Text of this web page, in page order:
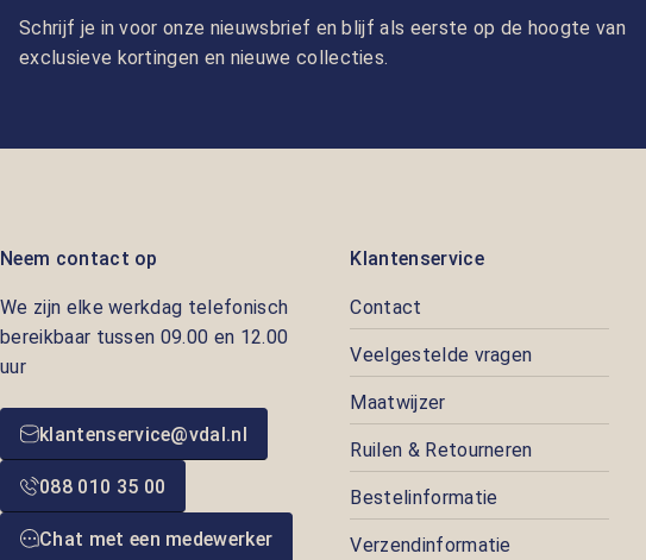
Schrijf je in voor onze nieuwsbrief en blijf als eerste op de hoogte van
exclusieve kortingen en nieuwe collecties.
Neem contact op
We zijn elke werkdag telefonisch
bereikbaar tussen 09.00 en 12.00
uur
klantenservice@vdal.nl
088 010 35 00
Chat met een medewerker
Klantenservice
Contact
Veelgestelde vragen
Maatwijzer
Ruilen & Retourneren
Bestelinformatie
Verzendinformatie